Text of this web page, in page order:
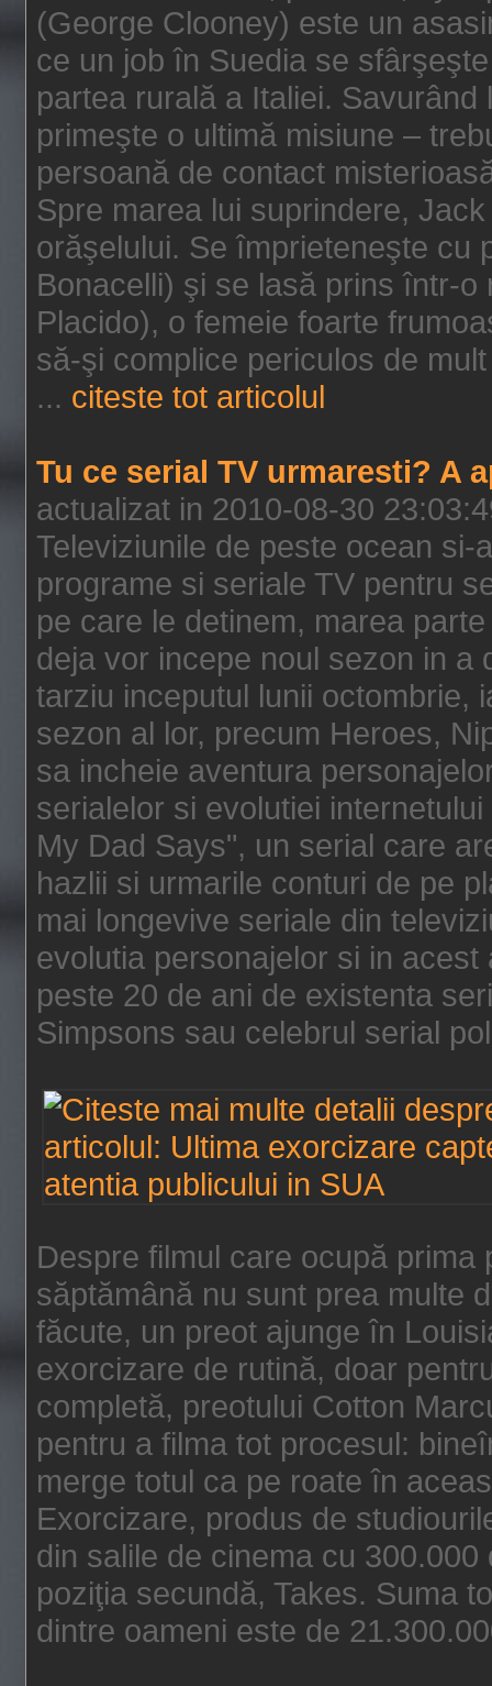
(George Clooney) este un
ce un job în Suedia se
partea rurală a Italiei.
primeşte o ultimă misiune –
persoană de contact
Spre marea lui suprindere,
orăşelului. Se împrieteneşte cu
Bonacelli) şi se lasă prins într-
Placido), o femeie foarte
să-şi complice periculos de
... citeste tot articolul
Tu ce serial TV urmaresti? A
actualizat in 2010-08-30
Televiziunile de peste ocean si-
programe si seriale TV pentru
pe care le detinem, marea
deja vor incepe noul sezon in a
tarziu inceputul lunii octombrie,
sezon al lor, precum Heroes,
sa incheie aventura
serialelor si evolutiei
My Dad Says", un serial care
hazlii si urmarile conturi de pe
mai longevive seriale din
evolutia personajelor si in
peste 20 de ani de existenta
Simpsons sau celebrul serial
Despre filmul care ocupă
săptămână nu sunt prea multe
făcute, un preot ajunge în
exorcizare de rutină, doar
completă, preotului Cotton
pentru a filma tot procesul:
merge totul ca pe roate în
Exorcizare, produs de
din salile de cinema cu
poziţia secundă, Takes. Suma
dintre oameni este de